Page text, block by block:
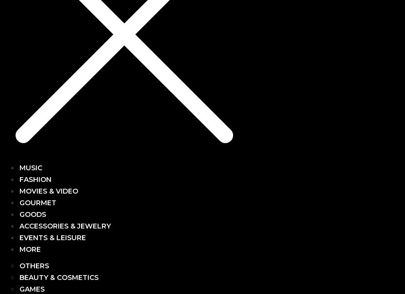
MUSIC
FASHION
MOVIES & VIDEO
GOURMET
GOODS
ACCESSORIES & JEWELRY
EVENTS & LEISURE
MORE
OTHERS
BEAUTY & COSMETICS
GAMES